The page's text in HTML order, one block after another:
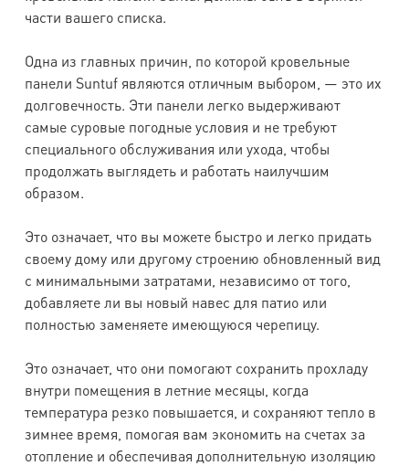
части вашего списка.
Одна из главных причин, по которой кровельные
панели Suntuf являются отличным выбором, — это их
долговечность. Эти панели легко выдерживают
самые суровые погодные условия и не требуют
специального обслуживания или ухода, чтобы
продолжать выглядеть и работать наилучшим
образом.
Это означает, что вы можете быстро и легко придать
своему дому или другому строению обновленный вид
с минимальными затратами, независимо от того,
добавляете ли вы новый навес для патио или
полностью заменяете имеющуюся черепицу.
Это означает, что они помогают сохранить прохладу
внутри помещения в летние месяцы, когда
температура резко повышается, и сохраняют тепло в
зимнее время, помогая вам экономить на счетах за
отопление и обеспечивая дополнительную изоляцию